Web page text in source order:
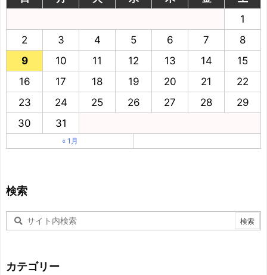
1
2
3 4 5 6 7
8
9
10 11 12 13 14
15
16
17 18 19 20 21
22
23
24 25 26 27 28
29
30
31
« 1月
検索
カテゴリー